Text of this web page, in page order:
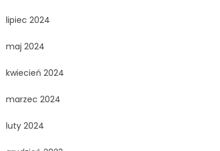
lipiec 2024
maj 2024
kwiecień 2024
marzec 2024
luty 2024